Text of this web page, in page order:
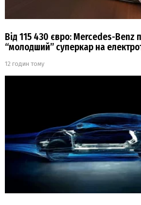
Від 115 430 євро: Mercedes-Benz
“молодший” суперкар на
12 годин тому